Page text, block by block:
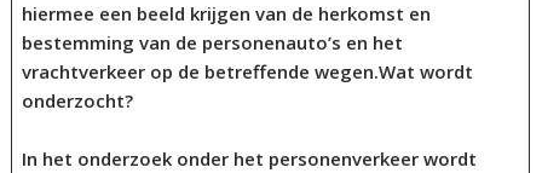
hiermee een beeld krijgen van de herkomst en
bestemming van de personenauto’s en het
vrachtverkeer op de betreffende wegen.Wat wordt
onderzocht?
In het onderzoek onder het personenverkeer wordt